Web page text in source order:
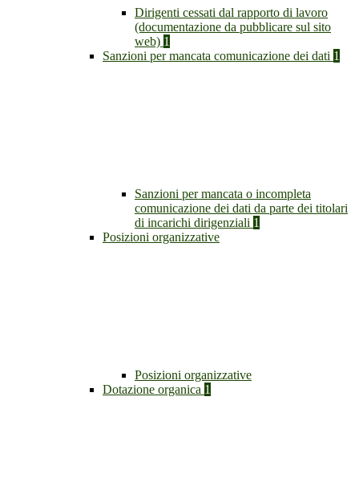
Dirigenti cessati dal rapporto di lavoro
(documentazione da pubblicare sul sito
web) 1
Sanzioni per mancata comunicazione dei dati 1
Sanzioni per mancata o incompleta
comunicazione dei dati da parte dei titolari
di incarichi dirigenziali 1
Posizioni organizzative
Posizioni organizzative
Dotazione organica 1